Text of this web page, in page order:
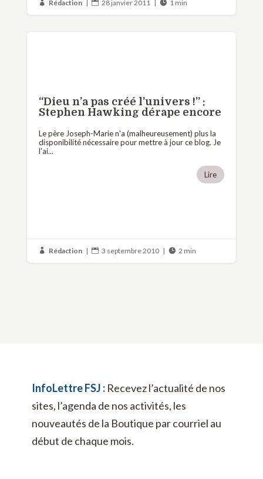
 Rédaction  28 janvier 2011  1 min
“Dieu n’a pas créé l’univers !” :
Stephen Hawking dérape encore
Le père Joseph-Marie n'a (malheureusement) plus la
disponibilité nécessaire pour mettre à jour ce blog. Je
l'ai...
Lire
 Rédaction |  3 septembre 2010 |  2 min
InfoLettre FSJ : Recevez l’actualité de nos
sites, l’agenda de nos activités, les
nouveautés de la Boutique par courriel au
début de chaque mois.